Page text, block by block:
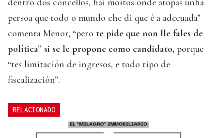
dentro dos concellos, hai moitos onde atopas unha
persoa que todo o mundo che di que é a adecuada”
comenta Menor, “pero te pide que non lle fales de
política” si se le propone como candidato, porque
“tes limitación de ingresos, e todo tipo de
fiscalización”.
RELACIONADO